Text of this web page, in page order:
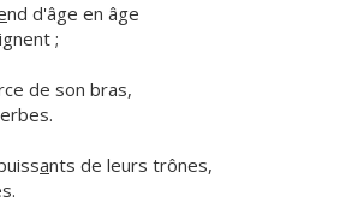
nd d'âge en âge
;
de son bras,
ants de leurs trônes,